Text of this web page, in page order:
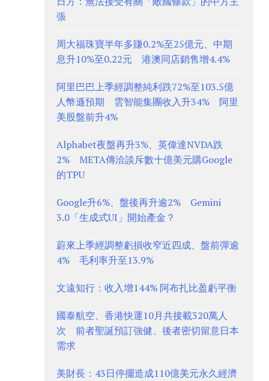
張
周大福珠寶半年多賺0.2%至25億元、中期
息升10%至0.22元 港澳同店銷售增4.4%
阿里巴巴上季經調整純利跌72%至103.5億
人幣遜預期 雲智能集團收入升34% 阿里
美股盤前升4%
Alphabet夜盤再升3%、英偉達NVDA跌
2% META傳洽談斥數十億美元購Google
的TPU
Google升6%、盤後再升逾2% Gemini
3.0「生成式UI」開始產金？
蔚來上季經調整虧損收窄近四成、盤前彈逾
4% 毛利率升至13.9%
文遠知行：收入增144% 阿布扎比盈虧平衡
國泰航空、香港快運10月共接載320萬人
次 前者聖誕預訂強健、後者密切留意日本
需求
美財長：43日停擺造成110億美元永久經濟